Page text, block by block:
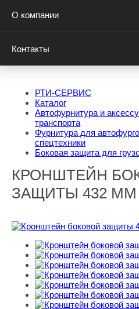
О компании
Контакты
РТИ-СЕРВИС
Каталог
Автофурнитура и
транспорта
Фурнитура для
спецтехники
Боковая защита для
КРОНШТЕЙН
ЗАЩИТЫ 432 ММ